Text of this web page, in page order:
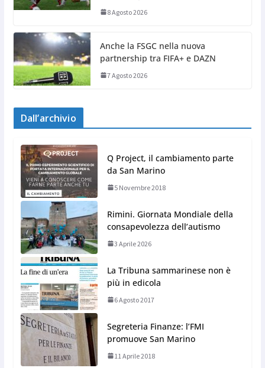
8 Agosto 2026
Anche la FSGC nella nuova
partnership tra FIFA+ e DAZN
7 Agosto 2026
Dall’archivio
Q Project, il cambiamento parte
da San Marino
5 Novembre 2018
Rimini. Giornata Mondiale della
consapevolezza dell’autismo
3 Aprile 2026
La Tribuna sammarinese non è
più in edicola
6 Agosto 2017
Segreteria Finanze: l’FMI
promuove San Marino
11 Aprile 2018